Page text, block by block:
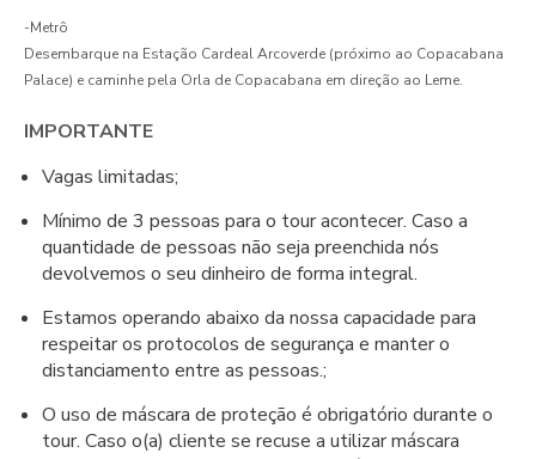
-Metrô
Desembarque na Estação Cardeal Arcoverde (próximo ao Copacabana
Palace) e caminhe pela Orla de Copacabana em direção ao Leme.
IMPORTANTE
Vagas limitadas;
Mínimo de 3 pessoas para o tour acontecer. Caso a
quantidade de pessoas não seja preenchida nós
devolvemos o seu dinheiro de forma integral.
Estamos operando abaixo da nossa capacidade para
respeitar os protocolos de segurança e manter o
distanciamento entre as pessoas.;
O uso de máscara de proteção é obrigatório durante o
tour. Caso o(a) cliente se recuse a utilizar máscara